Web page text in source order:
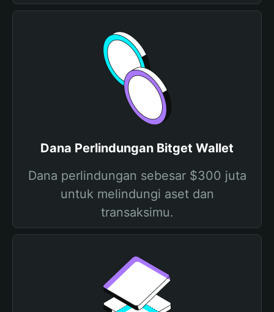
Dana Perlindungan Bitget Wallet
Dana perlindungan sebesar $300 juta
untuk melindungi aset dan
transaksimu.